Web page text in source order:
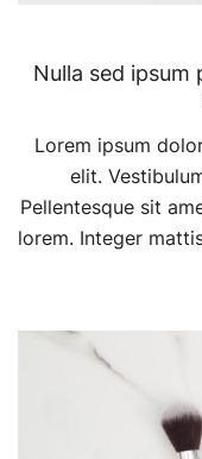
Nulla sed ipsum
Lorem ipsum
elit.
Pellentesque sit
lorem. Integer